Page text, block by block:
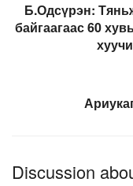
Б.Одсүрэн:
байгаагаас 60
Discussion